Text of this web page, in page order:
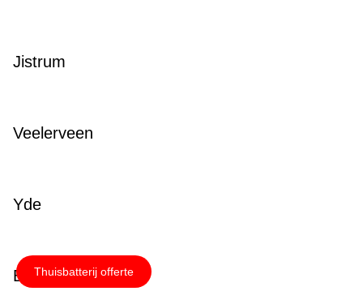
Jistrum
Veelerveen
Yde
Brantgum
Thuisbatterij offerte